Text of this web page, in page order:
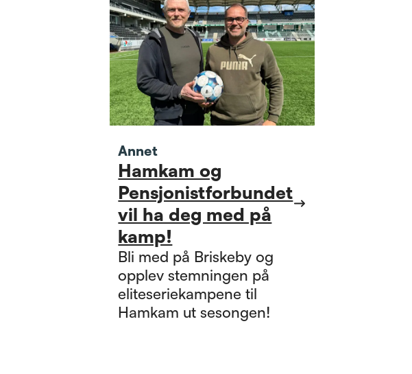
Annet
Hamkam og
Pensjonistforbundet
vil ha deg med på
kamp!
Bli med på Briskeby og
opplev stemningen på
eliteseriekampene til
Hamkam ut sesongen!